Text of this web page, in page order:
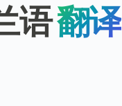
语翻译